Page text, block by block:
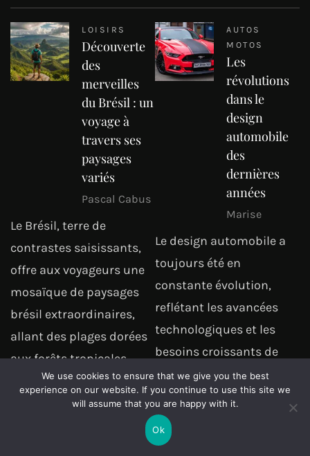
LOISIRS
Découverte
des
merveilles
du Brésil : un
voyage à
travers ses
paysages
variés
Pascal Cabus
Le Brésil, terre de
contrastes saisissants,
offre aux voyageurs une
mosaïque de paysages
brésil extraordinaires,
allant des plages dorées
aux forêts tropicales
luxuriantes. Ce pays
continent, le plus grand
AUTOS
MOTOS
Les
révolutions
dans le
design
automobile
des
dernières
années
Marise
Le design automobile a
toujours été en
constante évolution,
reflétant les avancées
technologiques et les
besoins croissants de
durabilité. Aujourd’hui,
nous assistons à des
révolutions majeures
dans ce domaine, avec…
We use cookies to ensure that we give you the best
experience on our website. If you continue to use this site we
will assume that you are happy with it.
Ok